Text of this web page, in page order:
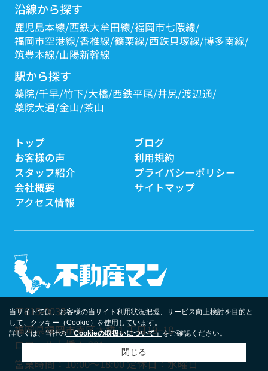
沿線から探す
鹿児島本線 西鉄大牟田線 福岡市七隈線
福岡市空港線 香椎線 篠栗線 西鉄貝塚線 博多南線
筑豊本線 山陽新幹線
駅から探す
薬院 千早 竹下 大橋 西鉄平尾 井尻 渡辺通
薬院大通 金山 茶山
トップ
お客様の声
スタッフ紹介
会社概要
アクセス情報
ブログ
利用規約
プライバシーポリシー
サイトマップ
〒815-0033
福岡県福岡市南区大橋１丁目19−18
ロワール大橋Ⅰ 201
営業時間：10:00～18:00 定休日：水曜日
当サイトでは、お客様の当サイト利用状況把握、サービス向上検討を目的と
して、クッキー（Cookie）を使用しています。
詳しくは、当社の「Cookieの取扱いについて」 をご確認ください。
閉じる